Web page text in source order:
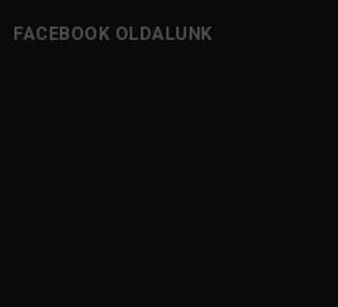
FACEBOOK OLDALUNK